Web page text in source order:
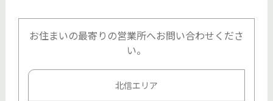
お住まいの最寄りの営業所へお問い合わせくださ
い。
北信エリア